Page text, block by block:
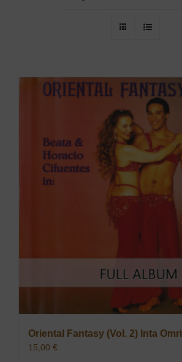
Oriental Fantasy (Vol. 2) Inta Omri
15,00 €